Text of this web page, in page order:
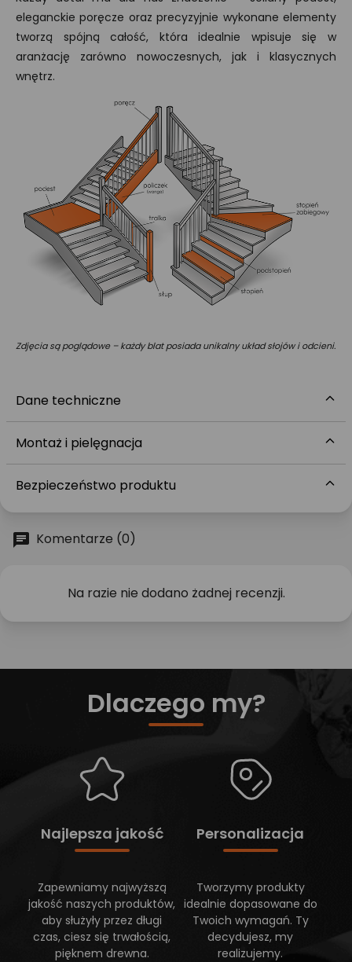
eleganckie poręcze oraz precyzyjnie wykonane elementy
tworzą spójną całość, która idealnie wpisuje się w
aranżację zarówno nowoczesnych, jak i klasycznych
wnętrz.
Zdjęcia są poglądowe – każdy blat posiada unikalny układ słojów i odcieni.
Dane techniczne
Montaż i pielęgnacja
Bezpieczeństwo produktu
Komentarze (0)
Na razie nie dodano żadnej recenzji.
Dlaczego my?
Najlepsza jakość
Zapewniamy najwyższą
jakość naszych produktów,
aby służyły przez długi
czas, ciesz się trwałością,
pięknem drewna.
Personalizacja
Tworzymy produkty
idealnie dopasowane do
Twoich wymagań. Ty
decydujesz, my
realizujemy.